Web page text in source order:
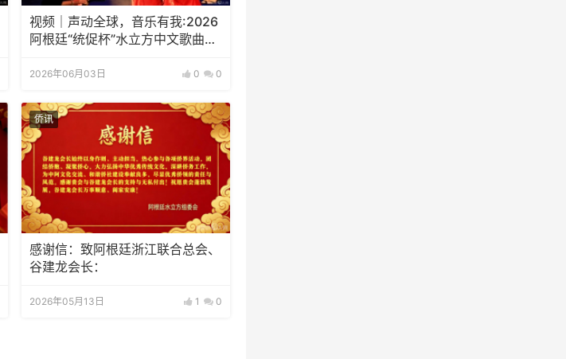
视频｜声动全球，音乐有我:2026
阿根廷“统促杯”水立方中文歌曲大
2026年06月03日 0 0
侨讯
感谢信：致阿根廷浙江联合总会、
谷建龙会长：
2026年05月13日 1 0